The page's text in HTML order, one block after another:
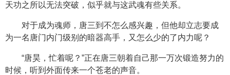
天功之所以无法突破，似乎就与这武魂有些关系。
对于成为魂师，唐三到不怎么感兴趣，但他却立志要成
为一名唐门内门级别的暗器高手，又怎么少的了内力呢？
“唐昊，忙着呢？”正在唐三朝着自己那一万次锻造努力的
时候，听到外面传来一个苍老的声音。